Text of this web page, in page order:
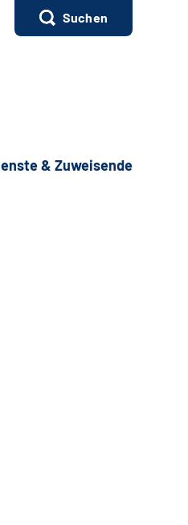
Suchen
& Zuweisende